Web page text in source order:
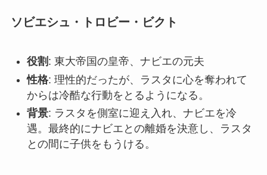
ソビエシュ・トロビー・ビクト
役割 : 東大帝国の皇帝、ナビエの元夫
性格: 理性的だったが、ラスタに心を奪われて
からは冷酷な行動をとるようになる。
背景: ラスタを側室に迎え入れ、ナビエを冷
遇。最終的にナビエとの離婚を決意し、ラスタ
との間に子供をもうける。